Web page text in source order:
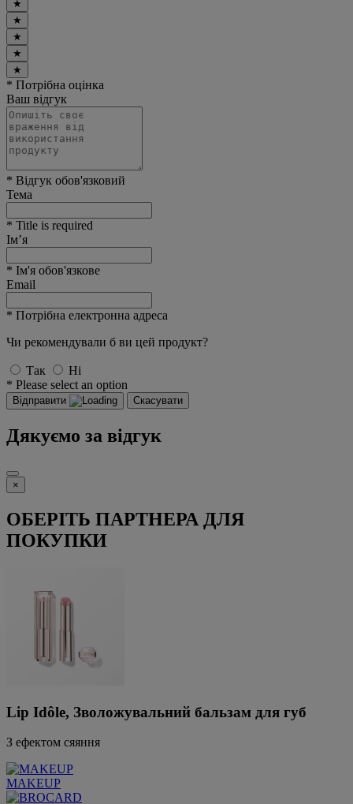
★
★
★
★
★
* Потрібна оцінка
Ваш відгук
* Відгук обов'язковий
Тема
* Title is required
Ім’я
* Ім'я обов'язкове
Email
* Потрібна електронна адреса
Чи рекомендували б ви цей продукт?
Так
Ні
* Please select an option
Відправити Скасувати
Дякуємо за відгук
×
ОБЕРІТЬ ПАРТНЕРА ДЛЯ
ПОКУПКИ
Lip Idôle, Зволожувальний бальзам для губ
З ефектом сяяння
MAKEUP